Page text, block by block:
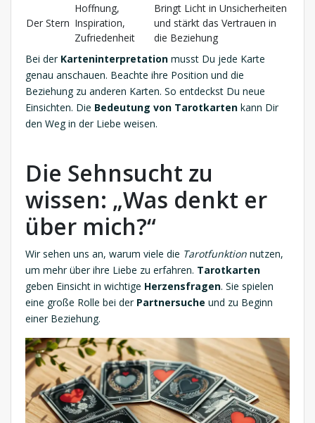
Der Stern
Hoffnung,
Inspiration,
Zufriedenheit
Bringt Licht in Unsicherheiten
und stärkt das Vertrauen in
die Beziehung
Bei der Karteninterpretation musst Du jede Karte
genau anschauen. Beachte ihre Position und die
Beziehung zu anderen Karten. So entdeckst Du neue
Einsichten. Die Bedeutung von Tarotkarten kann Dir
den Weg in der Liebe weisen.
Die Sehnsucht zu
wissen: „Was denkt er
über mich?“
Wir sehen uns an, warum viele die Tarotfunktion nutzen,
um mehr über ihre Liebe zu erfahren. Tarotkarten
geben Einsicht in wichtige Herzensfragen. Sie spielen
eine große Rolle bei der Partnersuche und zu Beginn
einer Beziehung.